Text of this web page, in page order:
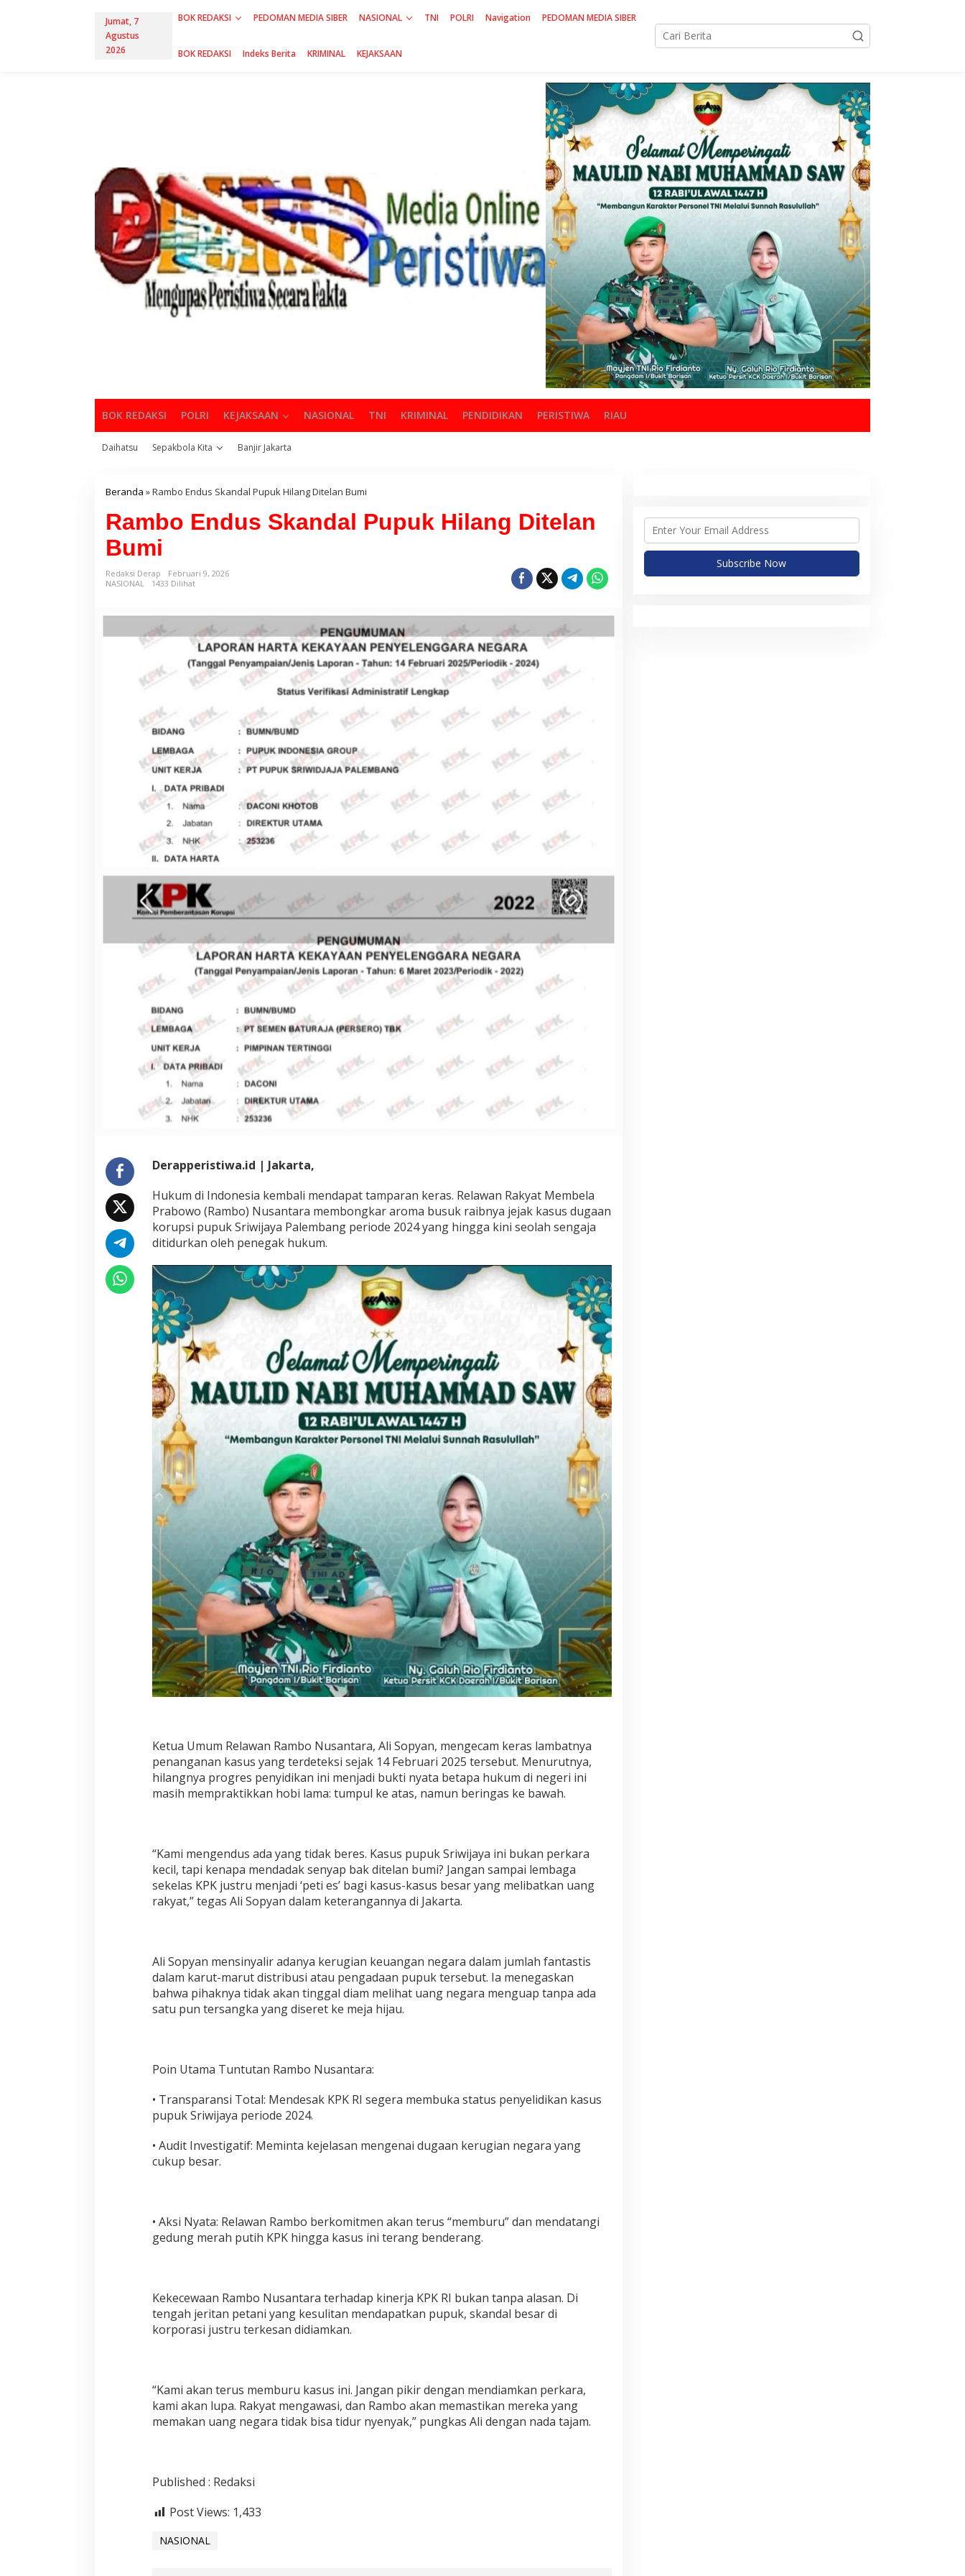
Jumat, 7
Agustus
2026
BOK REDAKSI PEDOMAN MEDIA SIBER NASIONAL TNI POLRI Navigation PEDOMAN MEDIA SIBER
BOK REDAKSI Indeks Berita KRIMINAL KEJAKSAAN
BOK REDAKSI POLRI KEJAKSAAN NASIONAL TNI KRIMINAL PENDIDIKAN PERISTIWA RIAU
Daihatsu Sepakbola Kita Banjir Jakarta
Beranda »Rambo Endus Skandal Pupuk Hilang Ditelan Bumi
Rambo Endus Skandal Pupuk Hilang Ditelan
Bumi
Redaksi Derap
Februari 9, 2026
NASIONAL
1433 Dilihat
Derapperistiwa.id | Jakarta,
Hukum di Indonesia kembali mendapat tamparan keras. Relawan Rakyat Membela
Prabowo (Rambo) Nusantara membongkar aroma busuk raibnya jejak kasus dugaan
korupsi pupuk Sriwijaya Palembang periode 2024 yang hingga kini seolah sengaja
ditidurkan oleh penegak hukum.
Ketua Umum Relawan Rambo Nusantara, Ali Sopyan, mengecam keras lambatnya
penanganan kasus yang terdeteksi sejak 14 Februari 2025 tersebut. Menurutnya,
hilangnya progres penyidikan ini menjadi bukti nyata betapa hukum di negeri ini
masih mempraktikkan hobi lama: tumpul ke atas, namun beringas ke bawah.
“Kami mengendus ada yang tidak beres. Kasus pupuk Sriwijaya ini bukan perkara
kecil, tapi kenapa mendadak senyap bak ditelan bumi? Jangan sampai lembaga
sekelas KPK justru menjadi ‘peti es’ bagi kasus-kasus besar yang melibatkan uang
rakyat,” tegas Ali Sopyan dalam keterangannya di Jakarta.
Ali Sopyan mensinyalir adanya kerugian keuangan negara dalam jumlah fantastis
dalam karut-marut distribusi atau pengadaan pupuk tersebut. Ia menegaskan
bahwa pihaknya tidak akan tinggal diam melihat uang negara menguap tanpa ada
satu pun tersangka yang diseret ke meja hijau.
Poin Utama Tuntutan Rambo Nusantara:
• Transparansi Total: Mendesak KPK RI segera membuka status penyelidikan kasus
pupuk Sriwijaya periode 2024.
• Audit Investigatif: Meminta kejelasan mengenai dugaan kerugian negara yang
cukup besar.
• Aksi Nyata: Relawan Rambo berkomitmen akan terus “memburu” dan mendatangi
gedung merah putih KPK hingga kasus ini terang benderang.
Kekecewaan Rambo Nusantara terhadap kinerja KPK RI bukan tanpa alasan. Di
tengah jeritan petani yang kesulitan mendapatkan pupuk, skandal besar di
korporasi justru terkesan didiamkan.
“Kami akan terus memburu kasus ini. Jangan pikir dengan mendiamkan perkara,
kami akan lupa. Rakyat mengawasi, dan Rambo akan memastikan mereka yang
memakan uang negara tidak bisa tidur nyenyak,” pungkas Ali dengan nada tajam.
Published : Redaksi
Post Views: 1,433
NASIONAL